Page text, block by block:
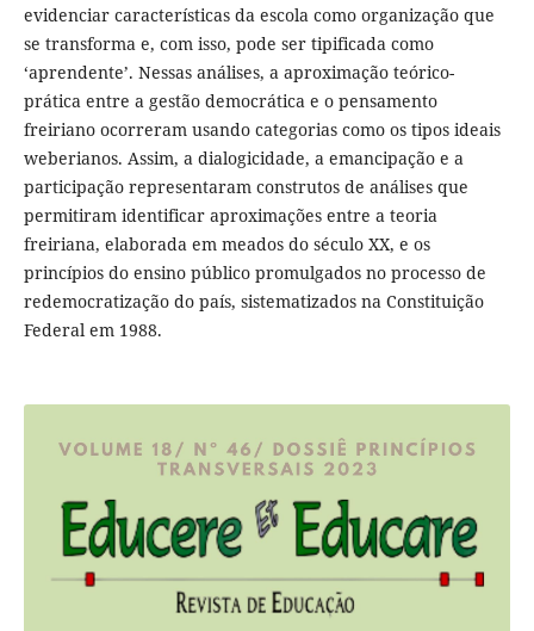
evidenciar características da escola como organização que
se transforma e, com isso, pode ser tipificada como
‘aprendente’. Nessas análises, a aproximação teórico-
prática entre a gestão democrática e o pensamento
freiriano ocorreram usando categorias como os tipos ideais
weberianos. Assim, a dialogicidade, a emancipação e a
participação representaram construtos de análises que
permitiram identificar aproximações entre a teoria
freiriana, elaborada em meados do século XX, e os
princípios do ensino público promulgados no processo de
redemocratização do país, sistematizados na Constituição
Federal em 1988.